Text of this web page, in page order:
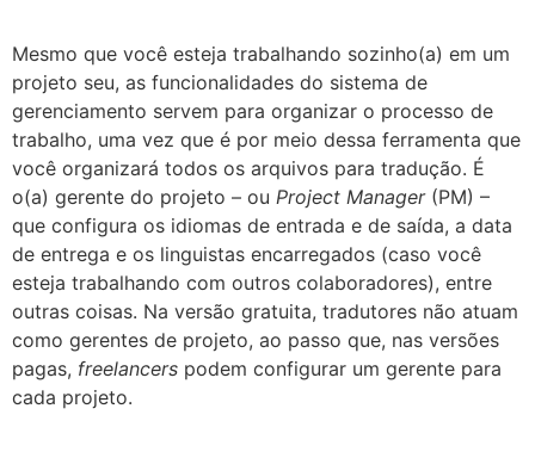
Mesmo que você esteja trabalhando sozinho(a) em um
projeto seu, as funcionalidades do sistema de
gerenciamento servem para organizar o processo de
trabalho, uma vez que é por meio dessa ferramenta que
você organizará todos os arquivos para tradução. É
o(a) gerente do projeto – ou Project Manager(PM) –
que configura os idiomas de entrada e de saída, a data
de entrega e os linguistas encarregados (caso você
esteja trabalhando com outros colaboradores), entre
outras coisas. Na versão gratuita, tradutores não atuam
como gerentes de projeto, ao passo que, nas versões
pagas, freelancers podem configurar um gerente para
cada projeto.